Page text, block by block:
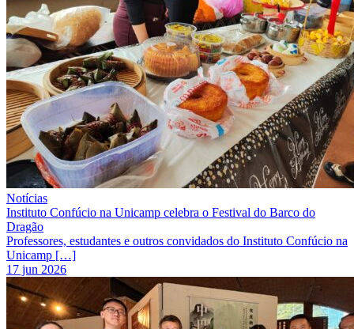
Notícias
Instituto Confúcio na Unicamp celebra o Festival do Barco do
Dragão
Professores, estudantes e outros convidados do Instituto Confúcio na
Unicamp […]
17 jun 2026